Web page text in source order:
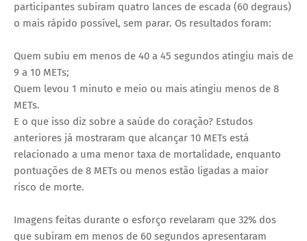
participantes subiram quatro lances de escada (60 degraus)
o mais rápido possível, sem parar. Os resultados foram:
Quem subiu em menos de 40 a 45 segundos atingiu mais de
9 a 10 METs;
Quem levou 1 minuto e meio ou mais atingiu menos de 8
METs.
E o que isso diz sobre a saúde do coração? Estudos
anteriores já mostraram que alcançar 10 METs está
relacionado a uma menor taxa de mortalidade, enquanto
pontuações de 8 METs ou menos estão ligadas a maior
risco de morte.
Imagens feitas durante o esforço revelaram que 32% dos
que subiram em menos de 60 segundos apresentaram